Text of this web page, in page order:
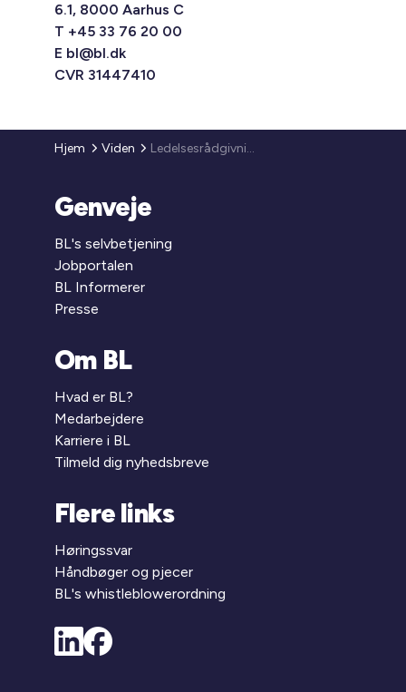
6.1, 8000 Aarhus C
T +45 33 76 20 00
E bl@bl.dk
CVR 31447410
Hjem Viden Ledelsesrådgivning
Genveje
BL's selvbetjening
Jobportalen
BL Informerer
Presse
Om BL
Hvad er BL?
Medarbejdere
Karriere i BL
Tilmeld dig nyhedsbreve
Flere links
Høringssvar
Håndbøger og pjecer
BL's whistleblowerordning